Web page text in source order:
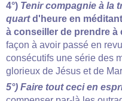
4°) Tenir compagnie à la
quartd'heure en
à conseiller de prendre
façon à avoir passé en
consécutifs une série des
glorieux de Jésus et de
5°) Faire tout ceci en